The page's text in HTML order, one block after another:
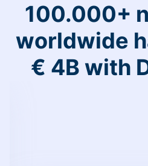
100.000+
worldwide
€ 4B with